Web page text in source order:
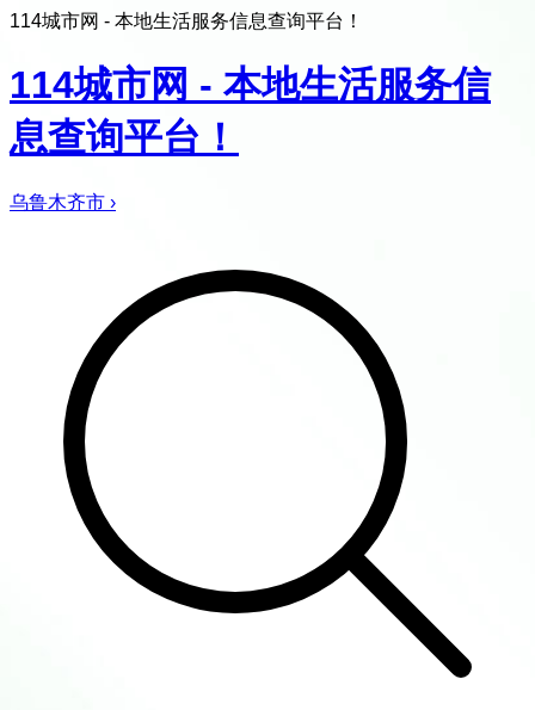
114城市网 - 本地生活服务信息查询平台！
114城市网 - 本地生活服务信
息查询平台！
乌鲁木齐市 ›